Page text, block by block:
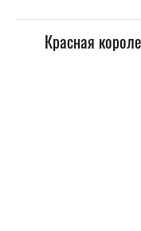
Красная